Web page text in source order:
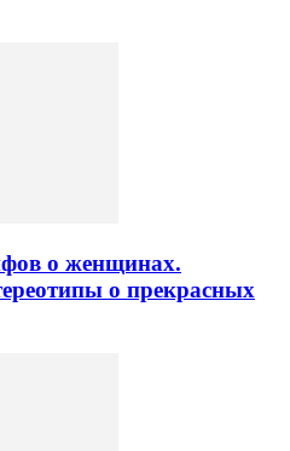
о женщинах.
о прекрасных